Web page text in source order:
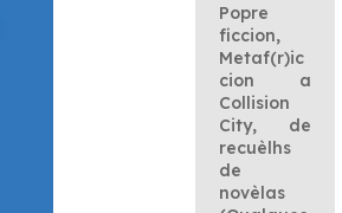
Popre
ficcion,
Metaf(r)ic
cion a
Collision
City, de
recuèlhs
de
novèlas